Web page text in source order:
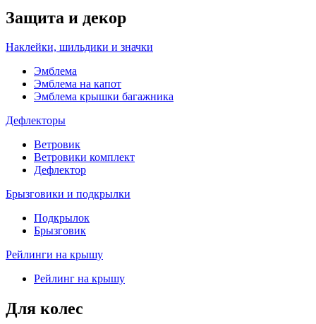
Защита и декор
Наклейки, шильдики и значки
Эмблема
Эмблема на капот
Эмблема крышки багажника
Дефлекторы
Ветровик
Ветровики комплект
Дефлектор
Брызговики и подкрылки
Подкрылок
Брызговик
Рейлинги на крышу
Рейлинг на крышу
Для колес